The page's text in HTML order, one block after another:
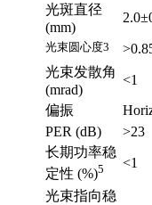
光斑直径
(mm)
光束圆心度3
光束发散角
(mrad)
<1
偏振
PER (dB)
>23
长期功率稳
定性 (%)5 <1
光束指向稳